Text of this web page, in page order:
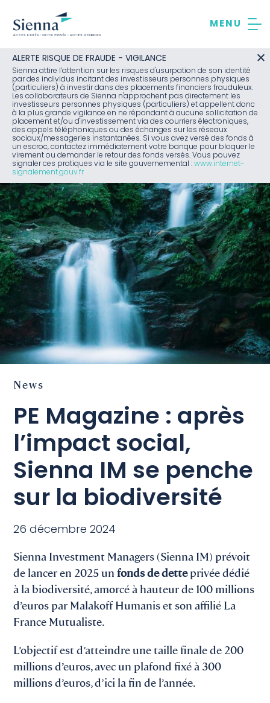
contenu
ALERTE RISQUE DE FRAUDE - VIGILANCE
Sienna attire l’attention sur les risques d'usurpation de son identité
par des individus incitant des investisseurs personnes physiques
(particuliers) à investir dans des placements financiers frauduleux.
Les collaborateurs de Sienna n'approchent pas directement les
investisseurs personnes physiques (particuliers) et appellent donc
à la plus grande vigilance en ne répondant à aucune sollicitation de
placement et/ou d'investissement via des courriers électroniques,
des appels téléphoniques ou des échanges sur les réseaux
sociaux/messageries instantanées. Si vous avez versé des fonds à
un escroc, contactez immédiatement votre banque pour bloquer le
virement ou demander le retour des fonds versés. Vous pouvez
signaler ces pratiques via le site gouvernemental : www.internet-
signalement.gouv.fr
News
PE Magazine : après
l’impact social,
Sienna IM se penche
sur la biodiversité
26 décembre 2024
Sienna Investment Managers (Sienna IM) prévoit
de lancer en 2025 unfonds de detteprivée dédié
à la biodiversité, amorcé à hauteur de 100 millions
d’euros par Malakoff Humanis et son affilié La
France Mutualiste.
L’objectif est d’atteindre une taille finale de 200
millions d’euros, avec un plafond fixé à 300
millions d’euros, d’ici la fin de l’année.